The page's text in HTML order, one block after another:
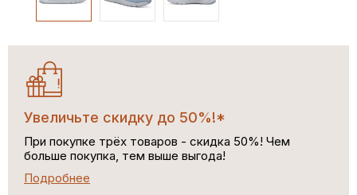
Увеличьте скидку до 50%!*
При покупке трёх товаров - скидка 50%! Чем
больше покупка, тем выше выгода!
Подробнее